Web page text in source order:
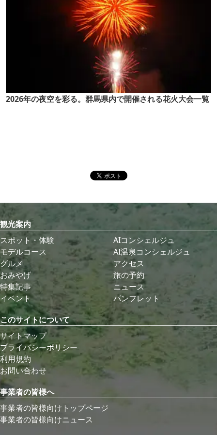
2026年の夜空を彩る。群馬県内で開催される花火大会一覧
観光案内
スポット・体験
モデルコース
グルメ
おみやげ
特集記事
イベント
AIコンシェルジュ
AI温泉コンシェルジュ
アクセス
旅の予約
ニュース
パンフレット
このサイトについて
サイトマップ
プライバシーポリシー
利用規約
お問い合わせ
事業者の皆様へ
事業者の皆様向けトップページ
事業者の皆様向けニュース